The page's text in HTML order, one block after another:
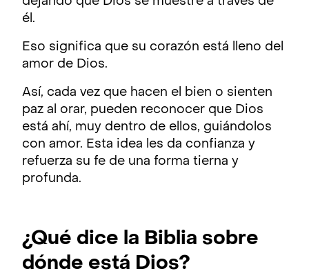
él.
Eso significa que su corazón está lleno del
amor de Dios.
Así, cada vez que hacen el bien o sienten
paz al orar, pueden reconocer que Dios
está ahí, muy dentro de ellos, guiándolos
con amor. Esta idea les da confianza y
refuerza su fe de una forma tierna y
profunda.
¿Qué dice la Biblia sobre
dónde está Dios?